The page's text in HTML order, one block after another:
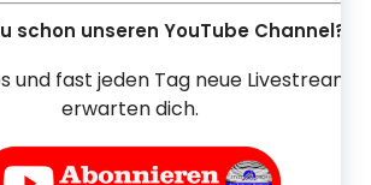
schon unseren YouTube Channel?
und fast jeden Tag neue Livestreams
erwarten dich.